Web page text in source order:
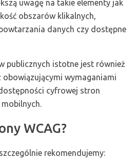
uwagę na takie elementy jak
obszarów klikalnych,
danych czy dostępne
publicznych istotne jest również
wymaganiami
cyfrowej stron
WCAG?
rekomendujemy: